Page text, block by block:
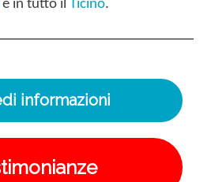
e in tutto il Ticino.
informazioni